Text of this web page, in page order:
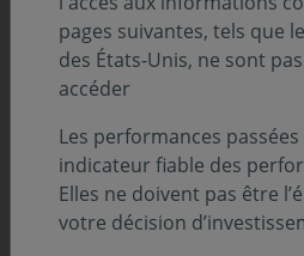
Obligataire par Nicolas
Actions Europe par Samir
Le regard de l'Analyste par
Analyse Suivi
pages suivantes, tels que
des États-Unis, ne sont
accéder
Les performances
indicateur fiable des
Elles ne doivent pas être
votre décision